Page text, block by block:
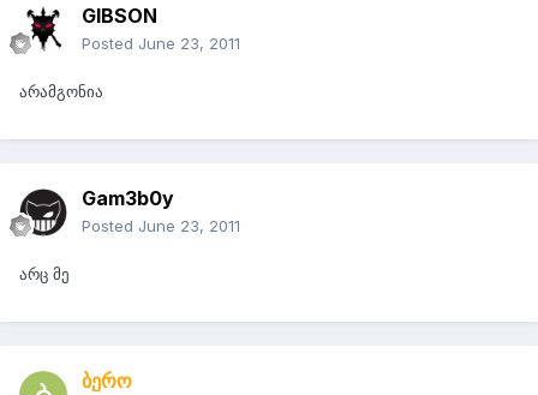
GIBSON
Posted June 23, 2011
არამგონია
Gam3b0y
Posted June 23, 2011
არც მე
ბერო